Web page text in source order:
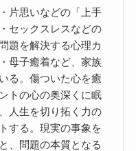
片思いなどの「上手
セックスレスなどの
題を解決する心理カ
母子癒着など、家族
る。傷ついた心を癒
トの心の奥深くに眠
人生を切り拓く力の
する。現実の事象を
、問題の本質となる